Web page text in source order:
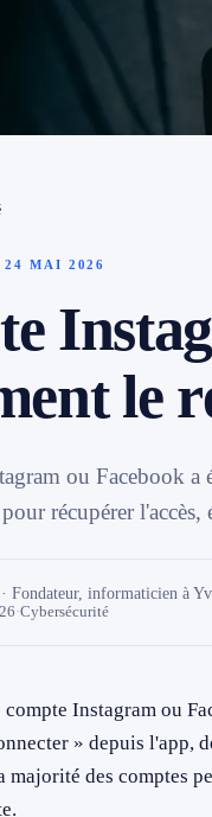
5
24 MAI 2026
le
ou Facebook a
récupérer
· Fondateur, informaticien à
·Cybersécurité
Instagram ou
» depuis l'app,
majorité des comptes